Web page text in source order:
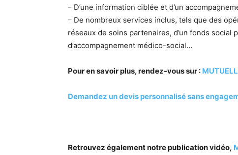
– D’une information ciblée et d’un
– De nombreux services inclus, tels que des
réseaux de soins partenaires, d’un fonds social
d’accompagnement médico-social…
Pour en savoir plus, rendez-vous sur :
Demandez un devis personnalisé sans
Retrouvez également notre publication vidéo,